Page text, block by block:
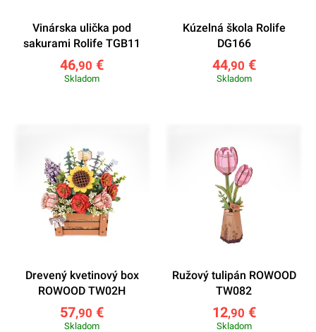
Vinárska ulička pod
sakurami Rolife TGB11
46,90 €
Skladom
Kúzelná škola Rolife
DG166
44,90 €
Skladom
Drevený kvetinový box
ROWOOD TW02H
57,90 €
Skladom
Ružový tulipán ROWOOD
TW082
12,90 €
Skladom